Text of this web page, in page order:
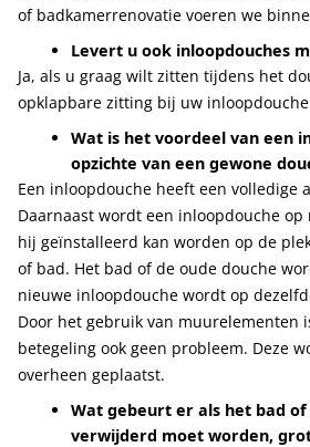
of badkamerrenovatie voeren we
Levert u ook inloopdouches
Ja, als u graag wilt zitten tijdens het
opklapbare zitting bij uw
Wat is het voordeel van een
opzichte van een gewone
Een inloopdouche heeft een volledige
Daarnaast wordt een inloopdouche op
hij geïnstalleerd kan worden op de
of bad. Het bad of de oude douche
nieuwe inloopdouche wordt op
Door het gebruik van muurelementen
betegeling ook geen probleem. Deze
overheen geplaatst.
Wat gebeurt er als het bad of
verwijderd moet worden,